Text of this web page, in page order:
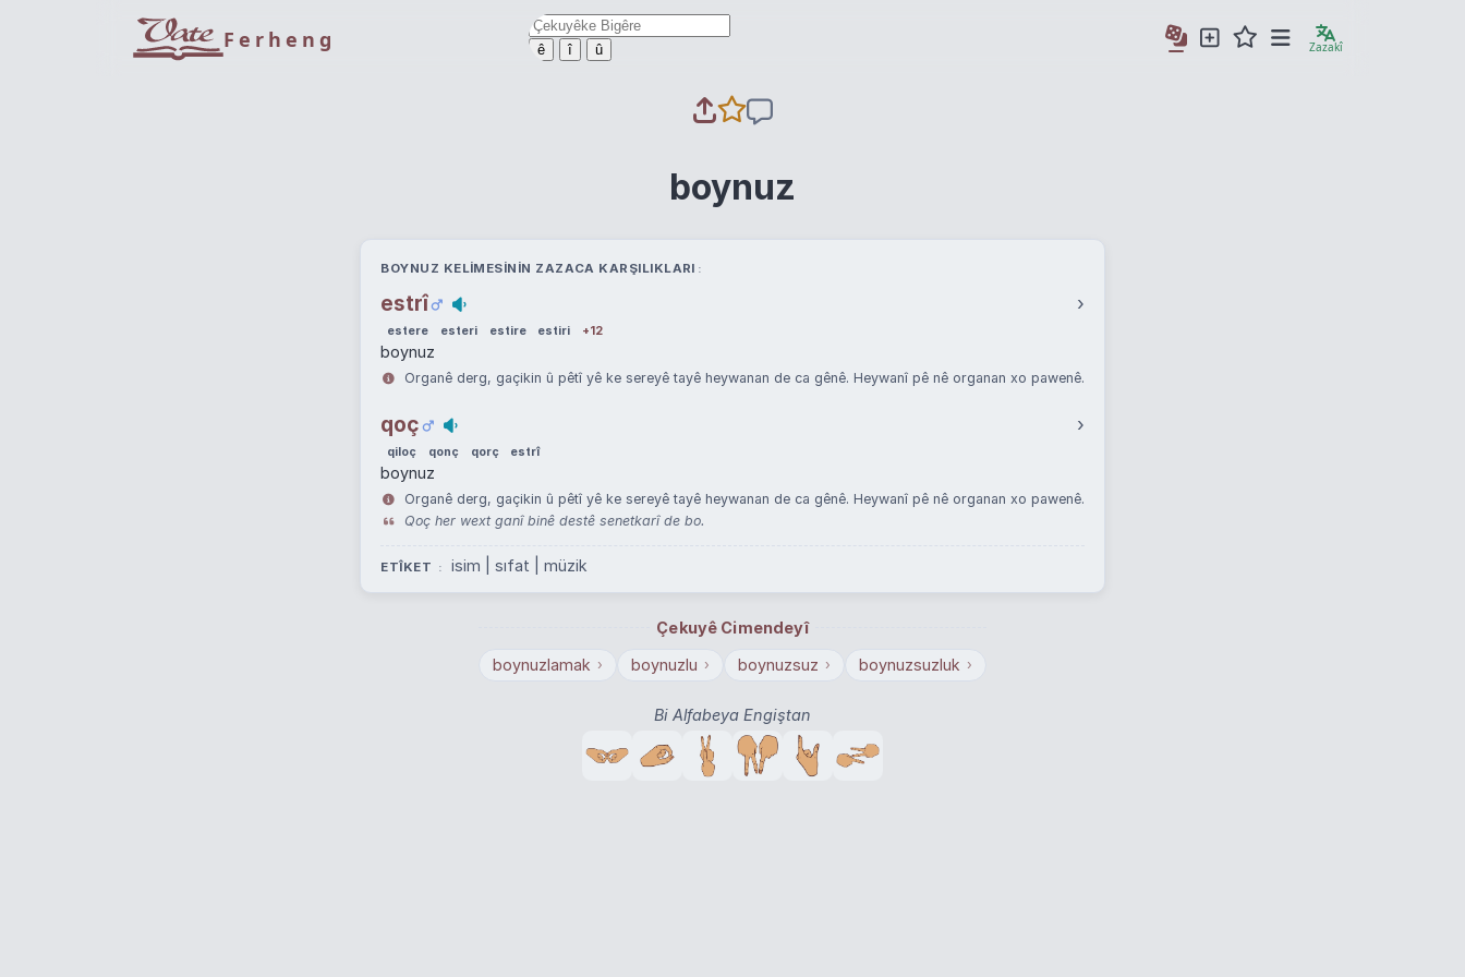
Ferheng ê î û Zazakî
boynuz
BOYNUZ KELIMESININ ZAZACA KARŞILIKLARI
estrî ›
estere esteri estire estiri +12
boynuz
Organê derg, gaçikin û pêtî yê ke sereyê tayê heywanan de ca gênê. Heywanî pê nê organan xo pawenê.
qoç ›
qiloç qonç qorç estrî
boynuz
Organê derg, gaçikin û pêtî yê ke sereyê tayê heywanan de ca gênê. Heywanî pê nê organan xo pawenê.
Qoç her wext ganî binê destê senetkarî de bo.
ETÎKET isim | sıfat | müzik
Çekuyê Cimendeyî
boynuzlamak › boynuzlu › boynuzsuz › boynuzsuzluk ›
Bi Alfabeya Engiştan